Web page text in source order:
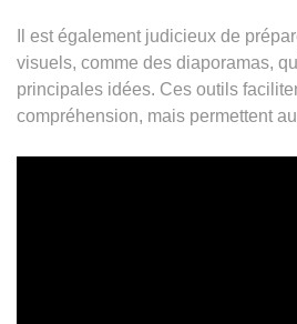
Il est également judicieux de
visuels, comme des diaporamas,
principales idées. Ces outils
compréhension, mais permettent